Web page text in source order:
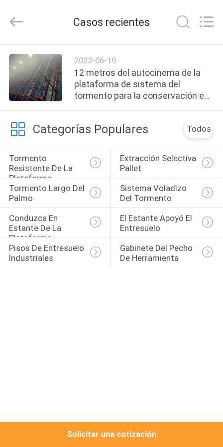
HOGAR
PRODUCTOS
NOSOTROS
VIAJE
DE
LA
FÁBRICA
CONTROL
DE
Metal
Products
All
Reserved.
Casos recientes
2023-06-19
12 metros del autocinema de la
plataforma de sistema del
tormento para la conservación en
Categorías Populares Todos
Tormento
Resistente De La
Plataforma
Extracción Selectiva
Pallet
Tormento Largo Del
Palmo
Sistema Voladizo
Del Tormento
Conduzca En
Estante De La
Plataforma
El Estante Apoyó El
Entresuelo
Pisos De Entresuelo
Industriales
Gabinete Del Pecho
De Herramienta
Solicitar una cotización